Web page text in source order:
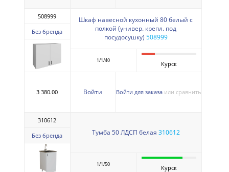
508999
Без бренда
Шкаф навесной кухонный 80 белый с
полкой (универ. крепл. под
посудосушку) 508999
1/1/40 Курск
3 380.00 Войти Войти для заказа или сравнить
310612
Без бренда Тумба 50 ЛДСП белая 310612
1/1/50 Курск